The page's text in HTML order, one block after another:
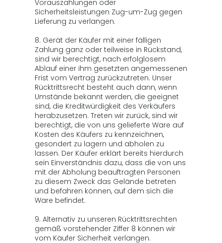
Vorauszahlungen oder
Sicherheitsleistungen Zug-um-Zug gegen
Lieferung zu verlangen.
8. Gerät der Käufer mit einer fälligen
Zahlung ganz oder teilweise in Rückstand,
sind wir berechtigt, nach erfolglosem
Ablauf einer ihm gesetzten angemessenen
Frist vom Vertrag zurückzutreten. Unser
Rücktrittsrecht besteht auch dann, wenn
Umstände bekannt werden, die geeignet
sind, die Kreditwürdigkeit des Verkäufers
herabzusetzen. Treten wir zurück, sind wir
berechtigt, die von uns gelieferte Ware auf
Kosten des Käufers zu kennzeichnen,
gesondert zu lagern und abholen zu
lassen. Der Käufer erklärt bereits hierdurch
sein Einverständnis dazu, dass die von uns
mit der Abholung beauftragten Personen
zu diesem Zweck das Gelände betreten
und befahren können, auf dem sich die
Ware befindet.
9. Alternativ zu unseren Rücktrittsrechten
gemäß vorstehender Ziffer 8 können wir
vom Käufer Sicherheit verlangen.